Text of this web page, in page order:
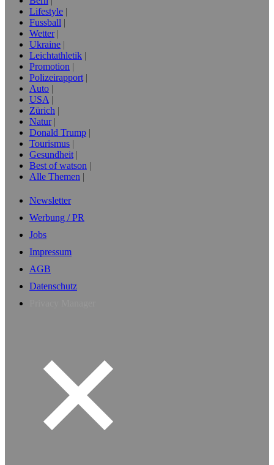
Lifestyle
Fussball
Wetter
Ukraine
Leichtathletik
Promotion
Polizeirapport
Auto
USA
Zürich
Natur
Donald Trump
Tourismus
Gesundheit
Best of watson
Alle Themen
Newsletter
Werbung / PR
Jobs
Impressum
AGB
Datenschutz